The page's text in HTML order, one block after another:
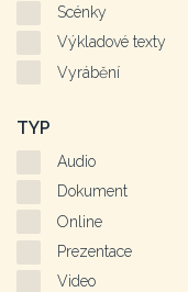
Scénky
Výkladové texty
Vyrábění
TYP
Audio
Dokument
Online
Prezentace
Video